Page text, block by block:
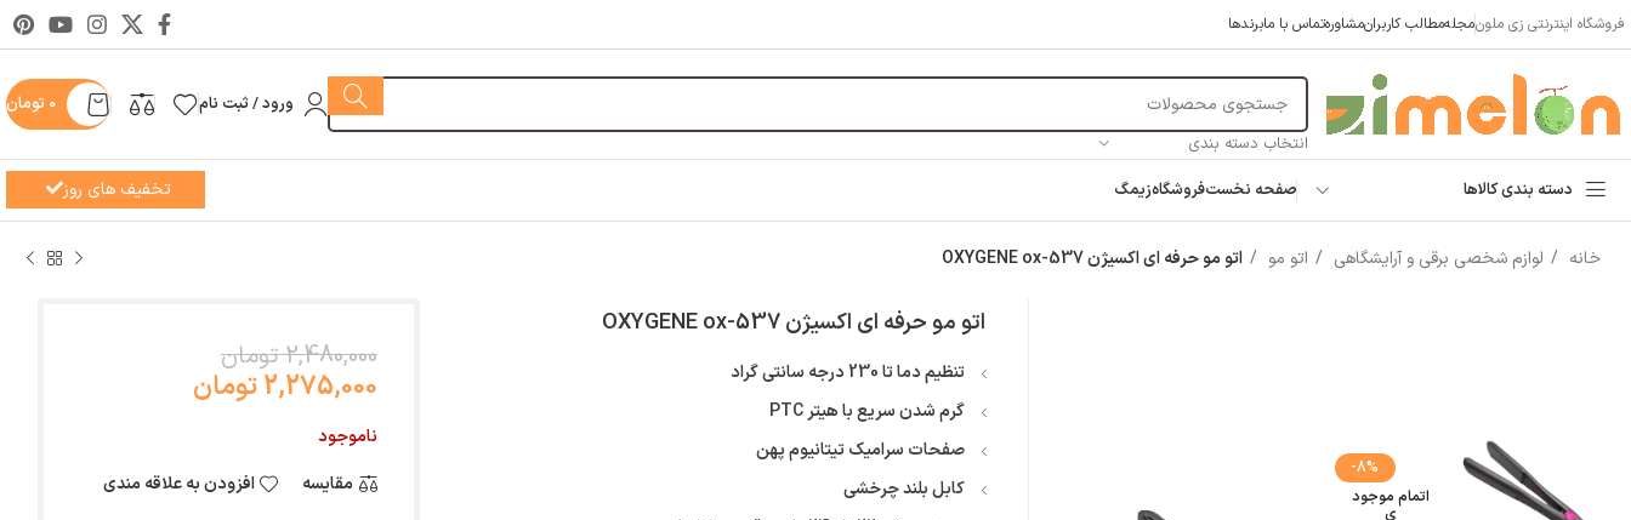
فروشگاه اینترنتی زی ملونمجلهمطالب کاربرانمشاورهتماس با مابرندها
انتخاب دسته بندی
ورود / ثبت نام 0 تومان
دسته بندی کالاها صفحه نخستفروشگاهزیمگ تخفیف های روز
خانه لوازم شخصی برقی و آرایشگاهی اتو مو اتو مو حرفه ای اکسیژن OXYGENE ox-537
-8%
اتمام موجود
ی
اتو مو حرفه ای اکسیژن OXYGENE ox-537
تنظیم دما تا 230 درجه سانتی گراد
گرم شدن سریع با هیتر PTC
صفحات سرامیک تیتانیوم پهن
کابل بلند چرخشی
2,480,000 تومان
2,275,000 تومان
ناموجود
مقایسه
افزودن به علاقه مندی